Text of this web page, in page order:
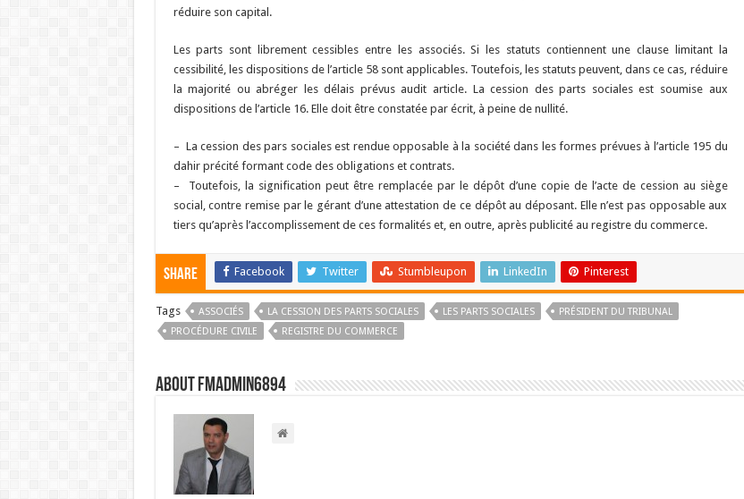
réduire son capital.
Les parts sont librement cessibles entre les associés. Si les statuts contiennent une clause limitant la
cessibilité, les dispositions de l’article 58 sont applicables. Toutefois, les statuts peuvent, dans ce cas, réduire
la majorité ou abréger les délais prévus audit article. La cession des parts sociales est soumise aux
dispositions de l’article 16. Elle doit être constatée par écrit, à peine de nullité.
– La cession des pars sociales est rendue opposable à la société dans les formes prévues à l’article 195 du
dahir précité formant code des obligations et contrats.
– Toutefois, la signification peut être remplacée par le dépôt d’une copie de l’acte de cession au siège
social, contre remise par le gérant d’une attestation de ce dépôt au déposant. Elle n’est pas opposable aux
tiers qu’après l’accomplissement de ces formalités et, en outre, après publicité au registre du commerce.
Share Facebook Twitter Stumbleupon LinkedIn Pinterest
Tags ASSOCIÉS LA CESSION DES PARTS SOCIALES LES PARTS SOCIALES
PRÉSIDENT DU TRIBUNAL
PROCÉDURE CIVILE
REGISTRE DU COMMERCE
About FMadmin6894